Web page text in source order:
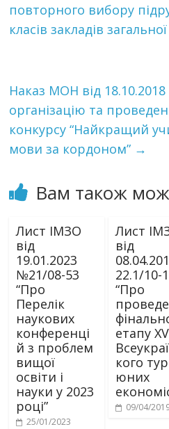
повторного вибору
класів закладів
Наказ МОН від
організацію та
конкурсу “Найкращий
мови за кордоном” →
Вам також
Лист ІМЗО
від
19.01.2023
№21/08-53
“Про
Перелік
наукових
конференці
й з проблем
вищої
освіти і
науки у 2023
році”
25/01/2023
Лист
від
22.1/10-
“Про
етапу ХV
кого
юних
09/04/